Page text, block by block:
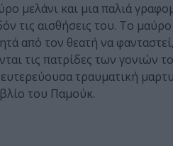
μελάνι και μια παλιά
τις αισθήσεις του. Το
από τον θεατή να
τις πατρίδες των γονιών
τραυματική
του Παμούκ.